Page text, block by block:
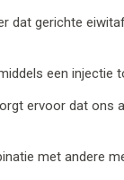
dat gerichte
een injectie
ervoor dat ons
met andere